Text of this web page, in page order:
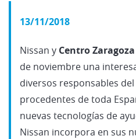
13/11/2018
Nissan y Centro Zaragoza
de noviembre una
diversos responsables
procedentes de toda
nuevas tecnologías de
Nissan incorpora en sus